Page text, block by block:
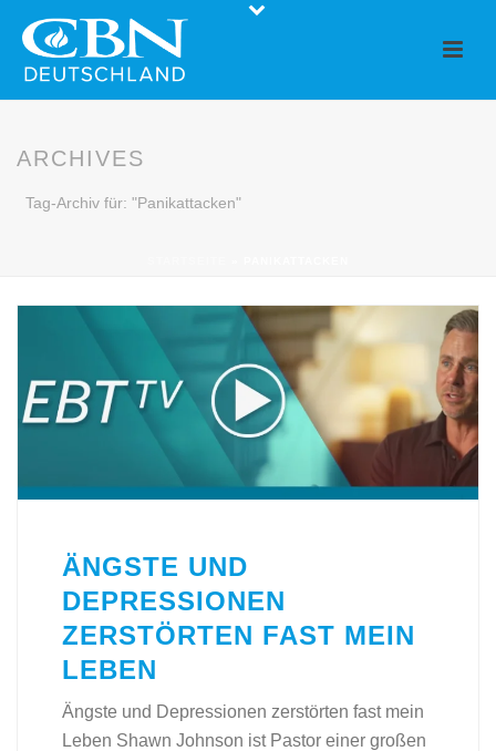
ARCHIVES
Tag-Archiv für: "Panikattacken"
ÄNGSTE UND
DEPRESSIONEN
ZERSTÖRTEN FAST MEIN
LEBEN
Ängste und Depressionen zerstörten fast mein
Leben Shawn Johnson ist Pastor einer großen